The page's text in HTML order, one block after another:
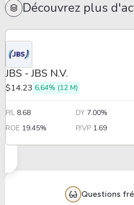
Découvrez plus
JBS - JBS N.V.
$14.23 6,64% (12 M)
P/L 8.68 DY 7.00%
ROE 19.45% P/VP 1.69
Questions